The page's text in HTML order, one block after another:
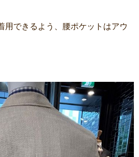
用できるよう、腰ポケットはアウ